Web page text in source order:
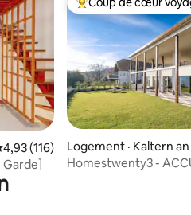
plus aimés
moyenne de 4,93 sur 5, 116
4,93 (116)
Garde]
Coup de cœur
Logement · Kaltern an
traße
Homestwenty3 -